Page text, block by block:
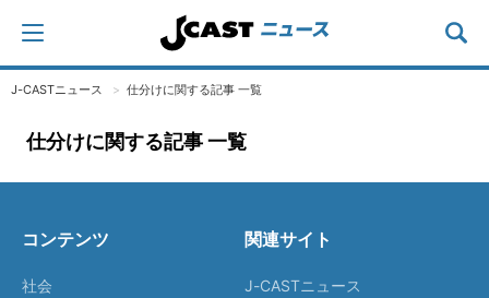
J-CASTニュース 仕分けに関する記事 一覧
仕分けに関する記事 一覧
コンテンツ
社会
関連サイト
J-CASTニュース